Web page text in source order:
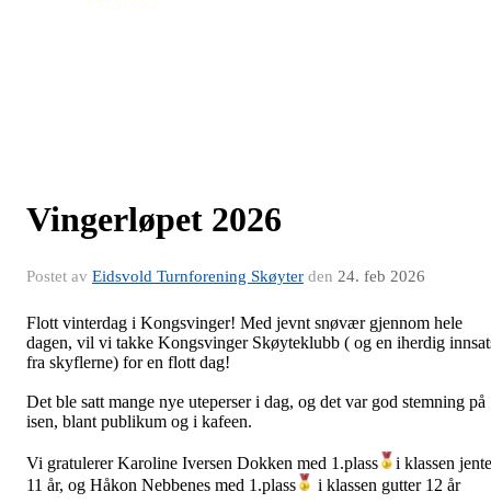
Vingerløpet 2026
Postet av Eidsvold Turnforening Skøyter den 24. feb 2026
Flott vinterdag i Kongsvinger! Med jevnt snøvær gjennom hele
dagen, vil vi takke Kongsvinger Skøyteklubb ( og en iherdig
fra skyflerne) for en flott dag!
Det ble satt mange nye uteperser i dag, og det var god stemning på
isen, blant publikum og i kafeen.
Vi gratulerer Karoline Iversen Dokken med 1.plass
i klassen
11 år, og Håkon Nebbenes med 1.plass
i klassen gutter 12 år